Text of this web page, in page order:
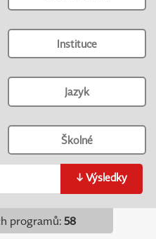
Instituce
Jazyk
Školné
↓ Výsledky
programů: 58